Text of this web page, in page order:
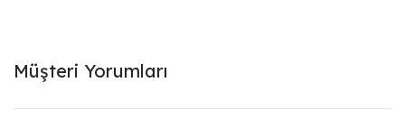
Müşteri Yorumları